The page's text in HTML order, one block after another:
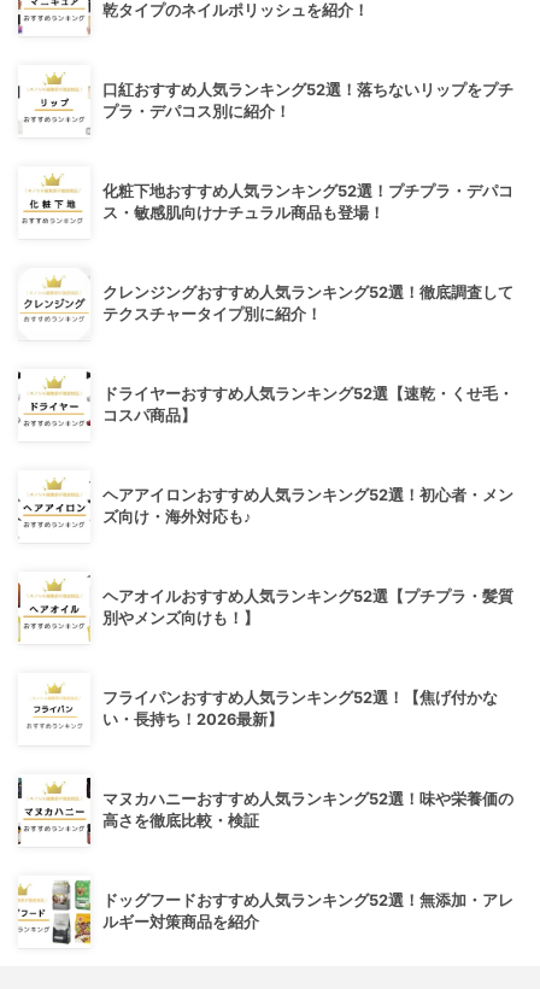
乾タイプのネイルポリッシュを紹介！
口紅おすすめ人気ランキング52選！落ちないリップをプチ
プラ・デパコス別に紹介！
化粧下地おすすめ人気ランキング52選！プチプラ・デパコ
ス・敏感肌向けナチュラル商品も登場！
クレンジングおすすめ人気ランキング52選！徹底調査して
テクスチャータイプ別に紹介！
ドライヤーおすすめ人気ランキング52選【速乾・くせ毛・
コスパ商品】
ヘアアイロンおすすめ人気ランキング52選！初心者・メン
ズ向け・海外対応も♪
ヘアオイルおすすめ人気ランキング52選【プチプラ・髪質
別やメンズ向けも！】
フライパンおすすめ人気ランキング52選！【焦げ付かな
い・長持ち！2026最新】
マヌカハニーおすすめ人気ランキング52選！味や栄養価の
高さを徹底比較・検証
ドッグフードおすすめ人気ランキング52選！無添加・アレ
ルギー対策商品を紹介